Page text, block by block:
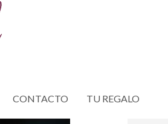
CONTACTO TU REGALO